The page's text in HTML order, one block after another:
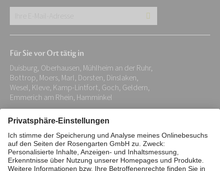
E-
Adresse:
*
Für Sie vor Ort tätig in
Duisburg, Oberhausen, Mühlheim an der Ruhr,
Bottrop, Moers, Marl, Dorsten, Dinslaken,
Wesel, Kleve, Kamp-Lintfort, Goch, Geldern,
Emmerich am Rhein, Hamminkel
Impressum Datenschutz
Stiftung
Interne Meldestelle
Zahlungsmittel
Barrierefreiheitserklärung
Vertrag widerrufen